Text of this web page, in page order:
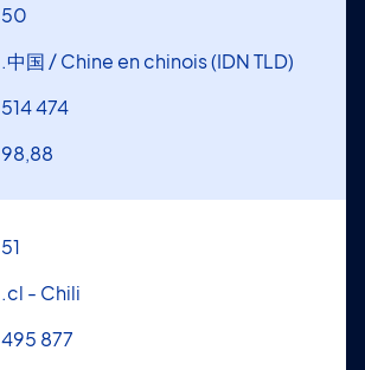
50
.中国 / Chine en chinois (IDN TLD)
514 474
98,88
51
.cl - Chili
495 877